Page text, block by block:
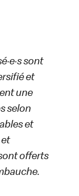
sont
et
une
selon
et
et
offerts